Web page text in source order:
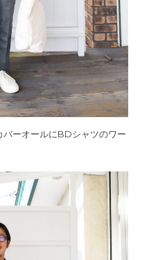
ーオールにBDシャツのワー